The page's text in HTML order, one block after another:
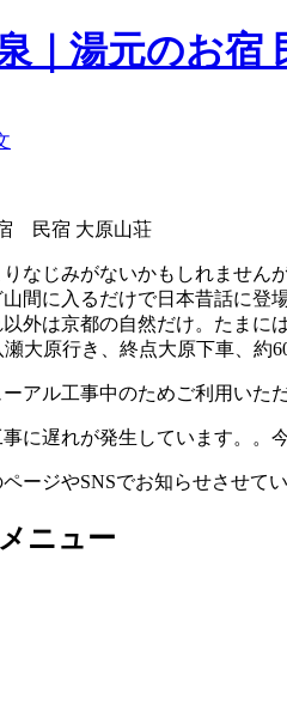
｜湯元のお宿
民宿 大原山荘
なじみがないかもしれません
間に入るだけで日本昔話に登
外は京都の自然だけ。たまに
大原行き、終点大原下車、約
アル工事中のためご利用いた
に遅れが発生しています。。
ージやSNSでお知らせさせてい
ニュー